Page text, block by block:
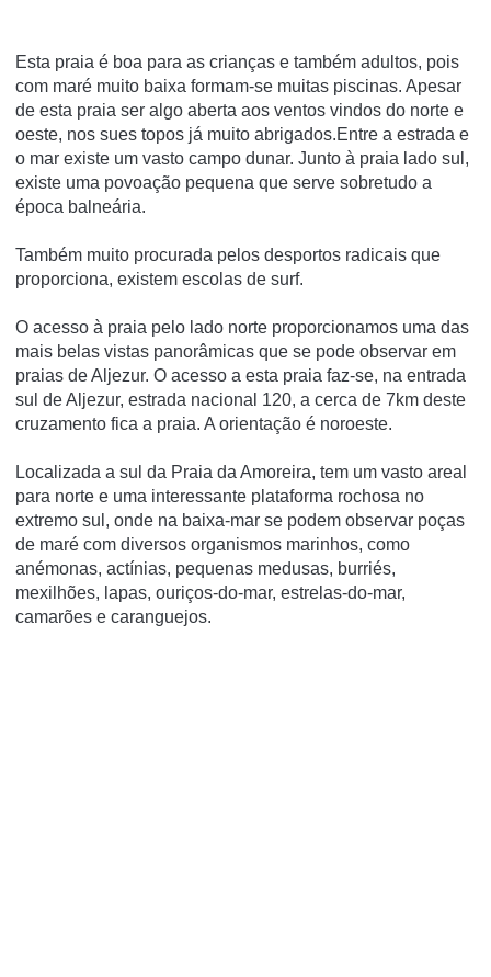
Esta praia é boa para as crianças e também adultos, pois
com maré muito baixa formam-se muitas piscinas. Apesar
de esta praia ser algo aberta aos ventos vindos do norte e
oeste, nos sues topos já muito abrigados.Entre a estrada e
o mar existe um vasto campo dunar. Junto à praia lado sul,
existe uma povoação pequena que serve sobretudo a
época balneária.
Também muito procurada pelos desportos radicais que
proporciona, existem escolas de surf.
O acesso à praia pelo lado norte proporcionamos uma das
mais belas vistas panorâmicas que se pode observar em
praias de Aljezur. O acesso a esta praia faz-se, na entrada
sul de Aljezur, estrada nacional 120, a cerca de 7km deste
cruzamento fica a praia. A orientação é noroeste.
Localizada a sul da Praia da Amoreira, tem um vasto areal
para norte e uma interessante plataforma rochosa no
extremo sul, onde na baixa-mar se podem observar poças
de maré com diversos organismos marinhos, como
anémonas, actínias, pequenas medusas, burriés,
mexilhões, lapas, ouriços-do-mar, estrelas-do-mar,
camarões e caranguejos.